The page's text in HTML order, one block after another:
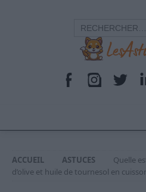
ACCUEIL ASTUCES
Quelle
d’olive et huile de tournesol en